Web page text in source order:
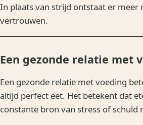
In plaats van strijd ontstaat er meer
vertrouwen.
Een gezonde relatie met
Een gezonde relatie met voeding
altijd perfect eet. Het betekent dat
constante bron van stress of schuld